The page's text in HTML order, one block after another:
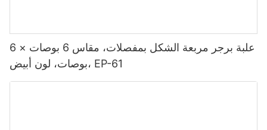
علبة برجر مربعة الشكل بمفصلات، مقاس 6 بوصات × 6
بوصات، لون أبيض، EP-61